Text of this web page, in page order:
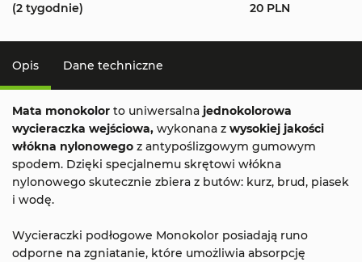
(2 tygodnie)
20 PLN
Opis Dane techniczne
Mata monokolor to uniwersalna jednokolorowa
wycieraczka wejściowa, wykonana z wysokiej jakości
włókna nylonowego z antypoślizgowym gumowym
spodem. Dzięki specjalnemu skrętowi włókna
nylonowego skutecznie zbiera z butów: kurz, brud, piasek
i wodę.
Wycieraczki podłogowe Monokolor posiadają runo
odporne na zgniatanie, które umożliwia absorpcję